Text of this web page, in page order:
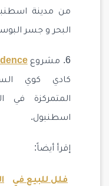
من مدينة
البحر و جسر
6. مشروع
كادي كوي
المتمركزة في
اسطنبول.
إقرأ أيضاً:
فلل للبيع في